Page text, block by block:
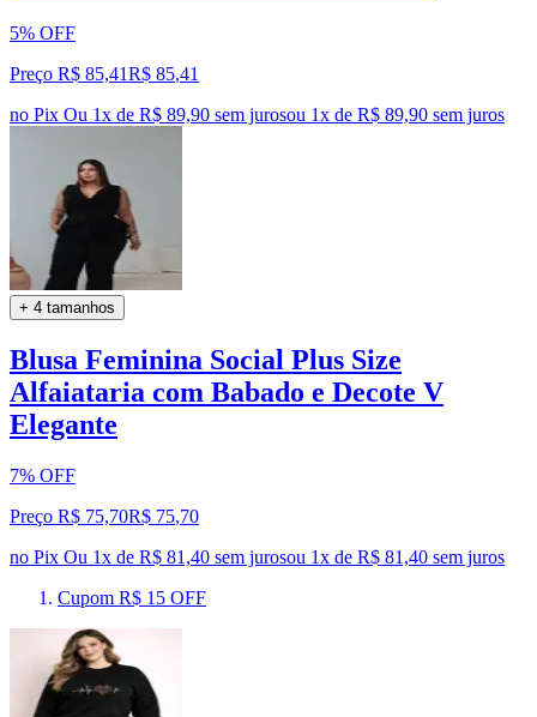
5% OFF
Preço R$ 85,41R$ 85,41
no Pix Ou 1x de R$ 89,90 sem jurosou 1x de R$ 89,90 sem juros
+ 4 tamanhos
Blusa Feminina Social Plus Size
Alfaiataria com Babado e Decote V
Elegante
7% OFF
Preço R$ 75,70R$ 75,70
no Pix Ou 1x de R$ 81,40 sem jurosou 1x de R$ 81,40 sem juros
Cupom R$ 15 OFF